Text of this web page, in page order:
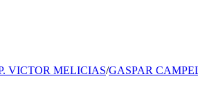
VICTOR MELICIAS/GASPAR